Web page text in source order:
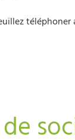
téléphoner